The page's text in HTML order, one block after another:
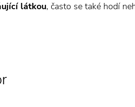
látkou, často se také hodí